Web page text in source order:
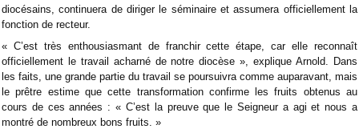
diocésains, continuera de diriger le séminaire et assumera officiellement la
fonction de recteur.
« C’est très enthousiasmant de franchir cette étape, car elle reconnaît
officiellement le travail acharné de notre diocèse », explique Arnold. Dans
les faits, une grande partie du travail se poursuivra comme auparavant, mais
le prêtre estime que cette transformation confirme les fruits obtenus au
cours de ces années : « C’est la preuve que le Seigneur a agi et nous a
montré de nombreux bons fruits. »